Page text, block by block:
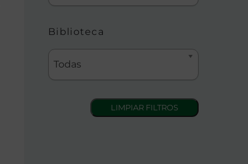
Biblioteca
Todas